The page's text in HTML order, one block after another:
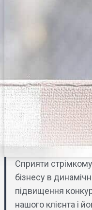
Сприяти
бізнесу в
підвищення
нашого клієнта і